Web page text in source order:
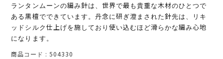
ランタンムーンの編み針は、世界で最も貴重な木材のひとつで
ある黒檀でできています。丹念に研ぎ澄まされた針先は、リキ
ッドシルク仕上げを施しており使い込むほど滑らかな編み心地
になります。
商品コード 504330